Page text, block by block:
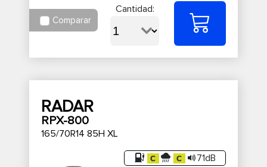
Comparar
Cantidad:
RADAR
RPX-800
165/70R14 85H XL
71dB